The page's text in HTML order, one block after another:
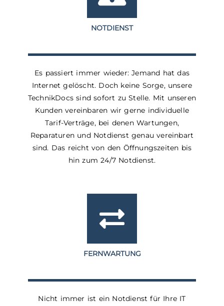
NOTDIENST
Es passiert immer wieder: Jemand hat das
Internet gelöscht. Doch keine Sorge, unsere
TechnikDocs sind sofort zu Stelle. Mit unseren
Kunden vereinbaren wir gerne individuelle
Tarif-Verträge, bei denen Wartungen,
Reparaturen und Notdienst genau vereinbart
sind. Das reicht von den Öffnungszeiten bis
hin zum 24/7 Notdienst.
FERNWARTUNG
Nicht immer ist ein Notdienst für Ihre IT